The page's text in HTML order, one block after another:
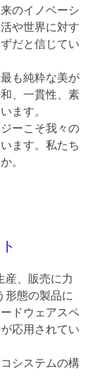
のイノベーシ
や世界に対す
だと信じてい
も純粋な美が
、一貫性、素
ます。
ーこそ我々の
ます。私たち
。
産、販売に力
形態の製品に
ドウェアスペ
応用されてい
システムの構